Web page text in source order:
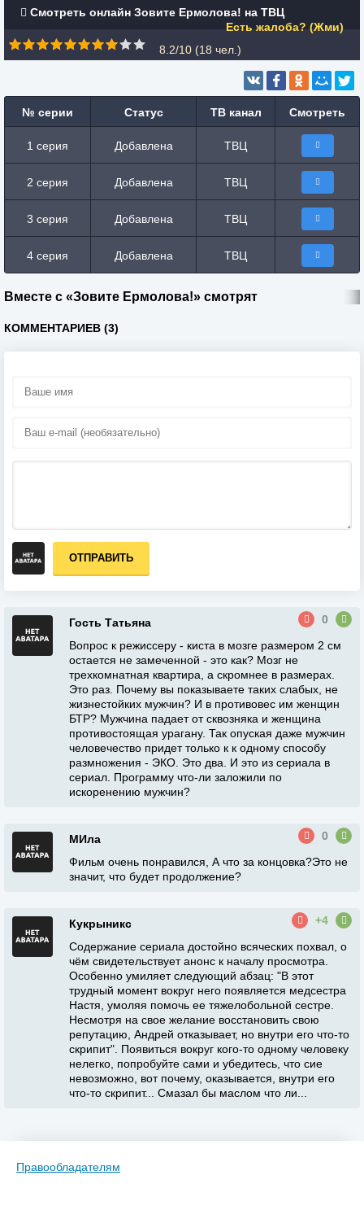
Смотреть онлайн Зовите Ермолова! на ТВЦ
Есть жалоба? (Жми)
8.2/10 (18 чел.)
№ серии Статус ТВ канал Смотреть
1 серия Добавлена ТВЦ
2 серия Добавлена ТВЦ
3 серия Добавлена ТВЦ
4 серия Добавлена ТВЦ
Вместе с «Зовите Ермолова!» смотрят
КОММЕНТАРИЕВ (3)
ОТПРАВИТЬ
Гость Татьяна
0
Вопрос к режиссеру - киста в мозге размером 2 см
остается не замеченной - это как? Мозг не
трехкомнатная квартира, а скромнее в размерах.
Это раз. Почему вы показываете таких слабых, не
жизнестойких мужчин? И в противовес им женщин
БТР? Мужчина падает от сквозняка и женщина
противостоящая урагану. Так опуская даже мужчин
человечество придет только к к одному способу
размножения - ЭКО. Это два. И это из сериала в
сериал. Программу что-ли заложили по
искоренению мужчин?
МИла
0
Фильм очень понравился, А что за концовка?Это не
значит, что будет продолжение?
Кукрыникс
+4
Содержание сериала достойно всяческих похвал, о
чём свидетельствует анонс к началу просмотра.
Особенно умиляет следующий абзац: "В этот
трудный момент вокруг него появляется медсестра
Настя, умоляя помочь ее тяжелобольной сестре.
Несмотря на свое желание восстановить свою
репутацию, Андрей отказывает, но внутри его что-то
скрипит". Появиться вокруг кого-то одному человеку
нелегко, попробуйте сами и убедитесь, что сие
невозможно, вот почему, оказывается, внутри его
что-то скрипит... Смазал бы маслом что ли...
Правообладателям